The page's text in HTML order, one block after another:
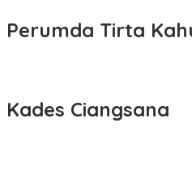
Perumda Tirta
Kades Ciangsana